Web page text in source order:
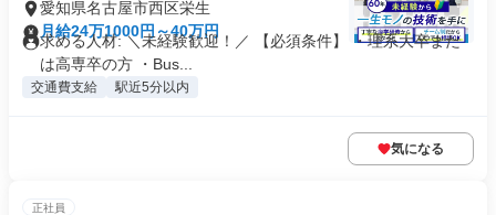
愛知県名古屋市西区栄生
月給24万1000円～40万円
求める人材: ＼未経験歓迎！／ 【必須条件】 ・理系大卒また
は高専卒の方 ・Bus...
交通費支給 駅近5分以内
気になる
正社員